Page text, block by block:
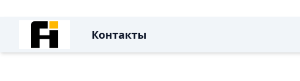
Контакты